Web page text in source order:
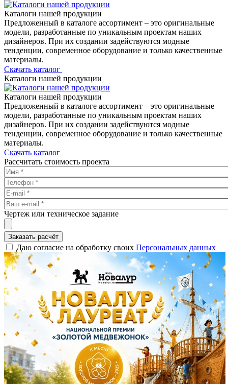
Каталоги нашей продукции
Предложенный в каталоге ассортимент – это оригинальные
модели, разработанные по уникальным проектам наших
дизайнеров. При их создании задействуются модные
тенденции, современное оборудование и только качественные
материалы.
Скачать каталог
Каталоги нашей продукции
Каталоги нашей продукции
Предложенный в каталоге ассортимент – это оригинальные
модели, разработанные по уникальным проектам наших
дизайнеров. При их создании задействуются модные
тенденции, современное оборудование и только качественные
материалы.
Скачать каталог
Рассчитать стоимость проекта
Чертеж или техническое задание
Заказать расчёт
Даю согласие на обработку своих Персональных данных